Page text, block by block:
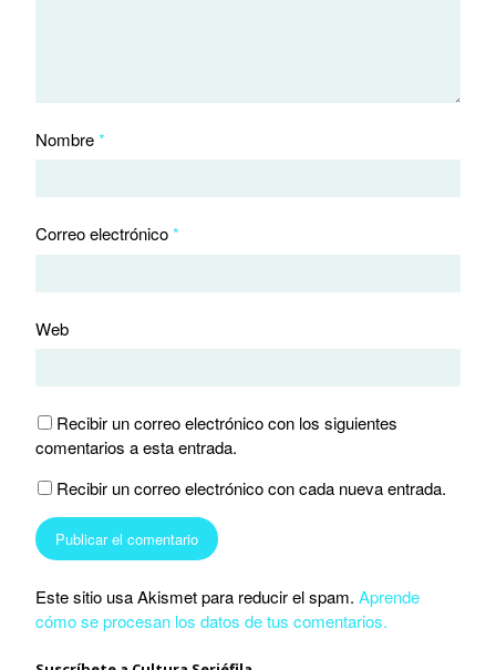
Nombre*
Correo electrónico*
Web
Recibir un correo electrónico con los siguientes
comentarios a esta entrada.
Recibir un correo electrónico con cada nueva entrada.
Este sitio usa Akismet para reducir el spam. Aprende
cómo se procesan los datos de tus comentarios.